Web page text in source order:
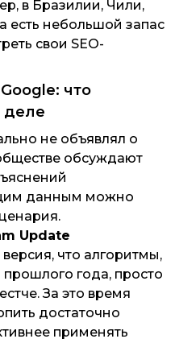
в Бразилии, Чили,
есть небольшой запас
свои SEO-
что
деле
не объявлял о
обсуждают
данным можно
Update
версия, что алгоритмы,
года, просто
За это время
достаточно
применять